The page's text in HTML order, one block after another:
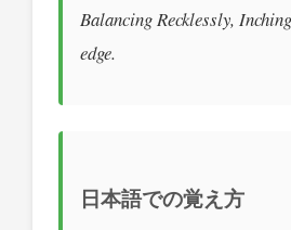
Balancing Recklessly,
edge.
日本語での覚え方